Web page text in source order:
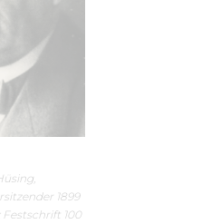
1899
Festschrift 100